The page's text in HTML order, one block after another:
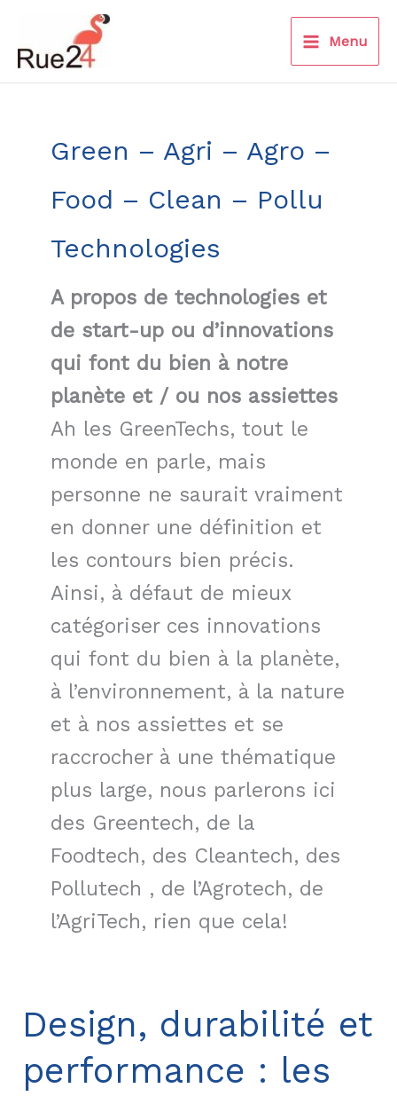
contenu
Menu
Green – Agri – Agro –
Food – Clean – Pollu
Technologies
A propos de technologies et
de start-up ou d’innovations
qui font du bien à notre
planète et / ou nos assiettes
Ah les GreenTechs, tout le
monde en parle, mais
personne ne saurait vraiment
en donner une définition et
les contours bien précis.
Ainsi, à défaut de mieux
catégoriser ces innovations
qui font du bien à la planète,
à l’environnement, à la nature
et à nos assiettes et se
raccrocher à une thématique
plus large, nous parlerons ici
des Greentech, de la
Foodtech, des Cleantech, des
Pollutech , de l’Agrotech, de
l’AgriTech, rien que cela!
Design, durabilité et
performance : les